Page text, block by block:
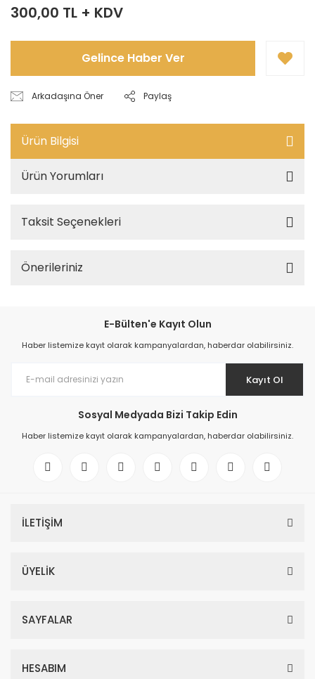
300,00 TL + KDV
Gelince Haber Ver
Arkadaşına Öner Paylaş
Ürün Bilgisi
Ürün Yorumları
Taksit Seçenekleri
Önerileriniz
E-Bülten'e Kayıt Olun
Haber listemize kayıt olarak kampanyalardan, haberdar olabilirsiniz.
Kayıt Ol
Sosyal Medyada Bizi Takip Edin
Haber listemize kayıt olarak kampanyalardan, haberdar olabilirsiniz.
İLETİŞİM
ÜYELİK
SAYFALAR
HESABIM